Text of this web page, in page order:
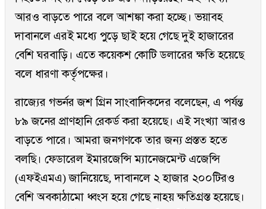
আরও বাড়তে পারে বলে আশঙ্কা করা হচ্ছে। ভয়াবহ
দাবানলে এরই মধ্যে পুড়ে ছাই হয়ে গেছে দুই হাজারের
বেশি ঘরবাড়ি। এতে কয়েকশ কোটি ডলারের ক্ষতি হয়েছে
বলে ধারণা কর্তৃপক্ষের।
রাজ্যের গভর্নর জশ গ্রিন সাংবাদিকদের বলেছেন, এ পর্যন্ত
৮৯ জনের প্রাণহানি রেকর্ড করা হয়েছে। এই সংখ্যা আরও
বাড়তে পারে। আমরা জনগণকে তার জন্য প্রস্তত হতে
বলছি। ফেডারেল ইমারজেন্সি ম্যানেজমেন্ট এজেন্সি
(এফইএমএ) জানিয়েছে, দাবানলে ২ হাজার ২০০টিরও
বেশি অবকাঠামো ধ্বংস হয়ে গেছে নাহয় ক্ষতিগ্রস্ত হয়েছে।